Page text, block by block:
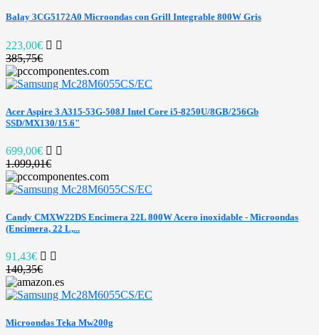
Balay 3CG5172A0 Microondas con Grill Integrable 800W Gris
223,00€
385,75€
Acer Aspire 3 A315-53G-508J Intel Core i5-8250U/8GB/256Gb
SSD/MX130/15.6"
699,00€
1.099,01€
Candy CMXW22DS Encimera 22L 800W Acero inoxidable - Microondas
(Encimera, 22 L,...
91,43€
140,35€
Microondas Teka Mw200g